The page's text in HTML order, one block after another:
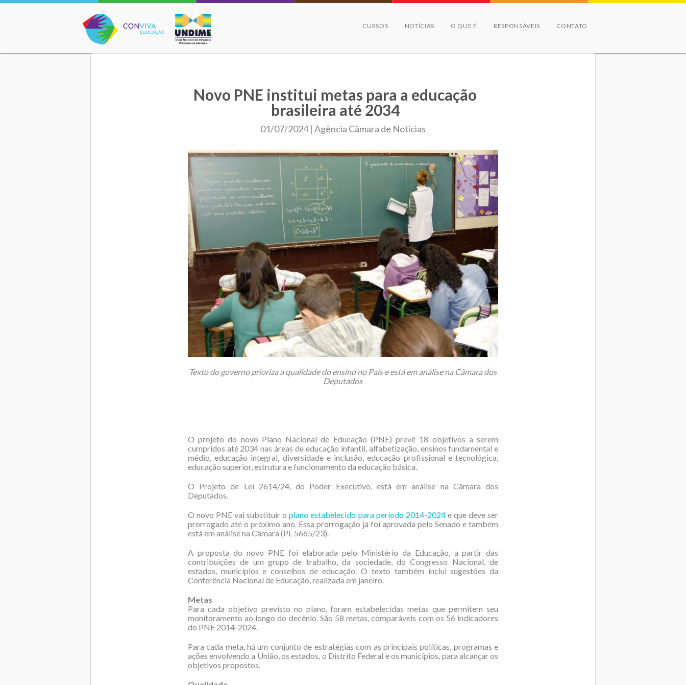
Conviva Educação
CURSOS NOTÍCIAS O QUE É RESPONSÁVEIS CONTATO
Novo PNE institui metas para a educação
brasileira até 2034
01/07/2024 | Agência Câmara de Notícias
Texto do governo prioriza a qualidade do ensino no País e está em análise na Câmara dos
Deputados
O projeto do novo Plano Nacional de Educação (PNE) prevê 18 objetivos a serem
cumpridos até 2034 nas áreas de educação infantil, alfabetização, ensinos fundamental e
médio, educação integral, diversidade e inclusão, educação profissional e tecnológica,
educação superior, estrutura e funcionamento da educação básica.
O Projeto de Lei 2614/24, do Poder Executivo, está em análise na Câmara dos
Deputados.
O novo PNE vai substituir o plano estabelecido para período 2014-2024e que deve ser
prorrogado até o próximo ano. Essa prorrogação já foi aprovada pelo Senado e também
está em análise na Câmara (PL 5665/23).
A proposta do novo PNE foi elaborada pelo Ministério da Educação, a partir das
contribuições de um grupo de trabalho, da sociedade, do Congresso Nacional, de
estados, municípios e conselhos de educação. O texto também inclui sugestões da
Conferência Nacional de Educação, realizada em janeiro.
Metas
Para cada objetivo previsto no plano, foram estabelecidas metas que permitem seu
monitoramento ao longo do decênio. São 58 metas, comparáveis com os 56 indicadores
do PNE 2014-2024.
Para cada meta, há um conjunto de estratégias com as principais políticas, programas e
ações envolvendo a União, os estados, o Distrito Federal e os municípios, para alcançar os
objetivos propostos.